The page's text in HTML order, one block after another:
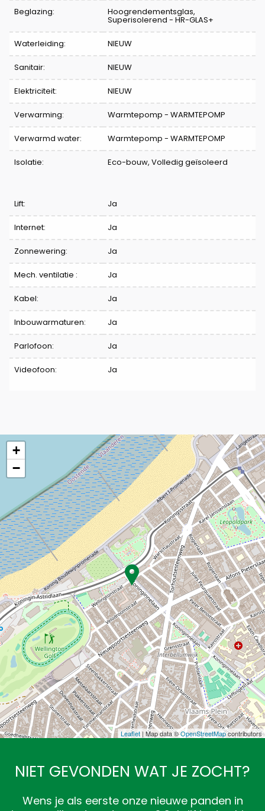
Beglazing: Hoogrendementsglas,
Superisolerend - HR-GLAS+
Waterleiding: NIEUW
Sanitair: NIEUW
Elektriciteit: NIEUW
Verwarming: Warmtepomp - WARMTEPOMP
Verwarmd water: Warmtepomp - WARMTEPOMP
Isolatie: Eco-bouw, Volledig geïsoleerd
Lift: Ja
Internet: Ja
Zonnewering: Ja
Mech. ventilatie : Ja
Kabel: Ja
Inbouwarmaturen: Ja
Parlofoon: Ja
Videofoon: Ja
+
−
Leaflet | Map data ©OpenStreetMapcontributors
NIET GEVONDEN WAT JE ZOCHT?
Wens je als eerste onze nieuwe panden in